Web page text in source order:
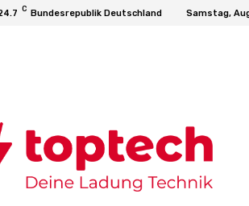
C Bundesrepublik Deutschland Samstag,